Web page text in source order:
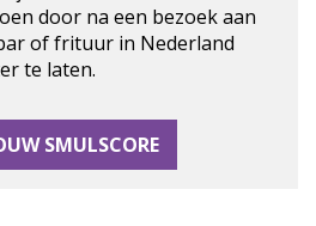
door na een bezoek aan
of frituur in Nederland
te laten.
SMULSCORE